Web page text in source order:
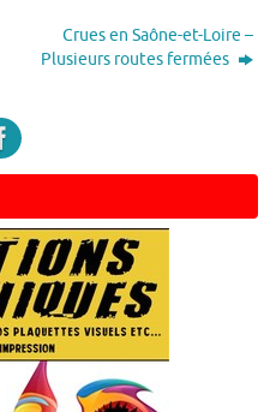
Crues en Saône-et-Loire –
Plusieurs routes fermées